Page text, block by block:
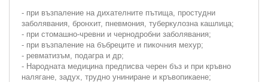
- при възпаление на дихателните пътища, простудни
заболявания, бронхит, пневмония, туберкулозна кашлица;
- при стомашно-чревни и чернодробни заболявания;
- при възпаление на бъбреците и пикочния мехур;
- ревматизъм, подагра и др;
- Народната медицина предписва черен бъз и при кръвно
налягане, задух, трудно униниране и кръвопикаене;